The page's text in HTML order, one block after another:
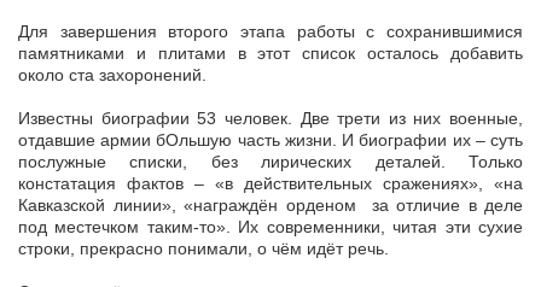
Для завершения второго этапа работы с сохранившимися
памятниками и плитами в этот список осталось добавить
около ста захоронений.
Известны биографии 53 человек. Две трети из них военные,
отдавшие армии бОльшую часть жизни. И биографии их – суть
послужные списки, без лирических деталей. Только
констатация фактов – «в действительных сражениях», «на
Кавказской линии», «награждён орденом за отличие в деле
под местечком таким-то». Их современники, читая эти сухие
строки, прекрасно понимали, о чём идёт речь.